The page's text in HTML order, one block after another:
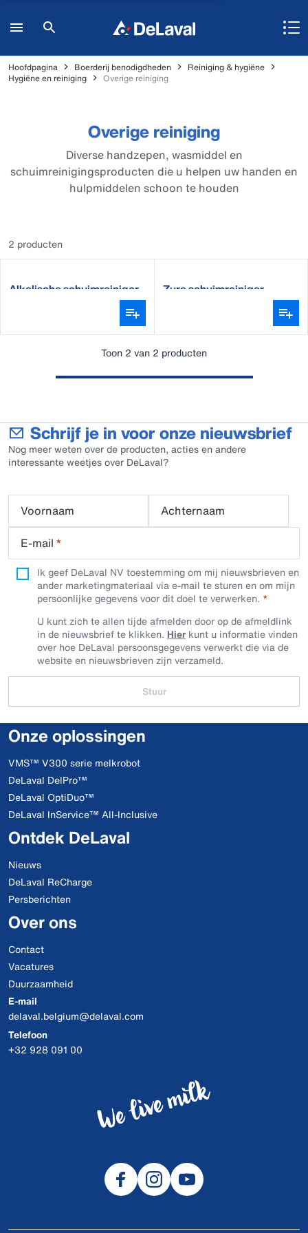
Hoofdpagina Boerderij benodigdheden
Reiniging & hygiëne
Hygiëne en reiniging
Overige reiniging
Overige reiniging
Diverse handzepen, wasmiddel en
schuimreinigingsproducten die u helpen uw handen en
hulpmiddelen schoon te houden
2 producten
Alkalische schuimreiniger Zure schuimreiniger
Toon 2 van 2 producten
Schrijf je in voor onze nieuwsbrief
Nog meer weten over de producten, acties en andere
interessante weetjes over DeLaval?
Voornaam
Achternaam
E-mail *
Ik geef DeLaval NV toestemming om mij nieuwsbrieven en
ander marketingmateriaal via e-mail te sturen en om mijn
persoonlijke gegevens voor dit doel te verwerken.
U kunt zich te allen tijde afmelden door op de afmeldlink
in de nieuwsbrief te klikken. Hier kunt u informatie vinden
over hoe DeLaval persoonsgegevens verwerkt die via de
website en nieuwsbrieven zijn verzameld.
Stuur
Onze oplossingen
VMS™ V300 serie melkrobot
DeLaval DelPro™
DeLaval OptiDuo™
DeLaval InService™ All-Inclusive
Ontdek DeLaval
Nieuws
DeLaval ReCharge
Persberichten
Over ons
Contact
Vacatures
Duurzaamheid
E-mail
delaval.belgium@delaval.com
Telefoon
+32 928 091 00